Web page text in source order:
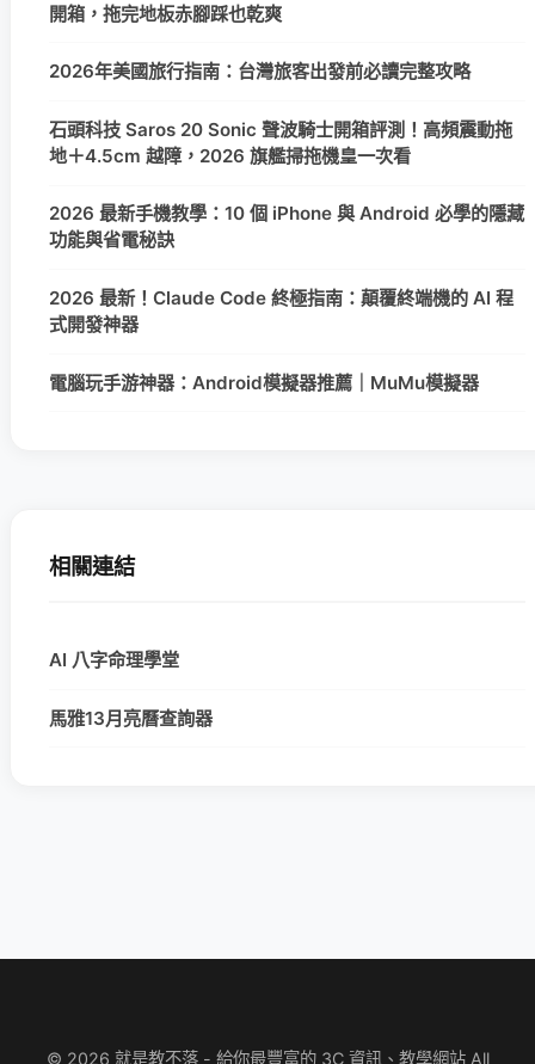
開箱，拖完地板赤腳踩也乾爽
2026年美國旅行指南：台灣旅客出發前必讀完整攻略
石頭科技 Saros 20 Sonic 聲波騎士開箱評測！高頻震動拖
地＋4.5cm 越障，2026 旗艦掃拖機皇一次看
2026 最新手機教學：10 個 iPhone 與 Android 必學的隱藏
功能與省電秘訣
2026 最新！Claude Code 終極指南：顛覆終端機的 AI 程
式開發神器
電腦玩手游神器：Android模擬器推薦｜MuMu模擬器
相關連結
AI 八字命理學堂
馬雅13月亮曆查詢器
© 2026 就是教不落 - 給你最豐富的 3C 資訊、教學網站 All